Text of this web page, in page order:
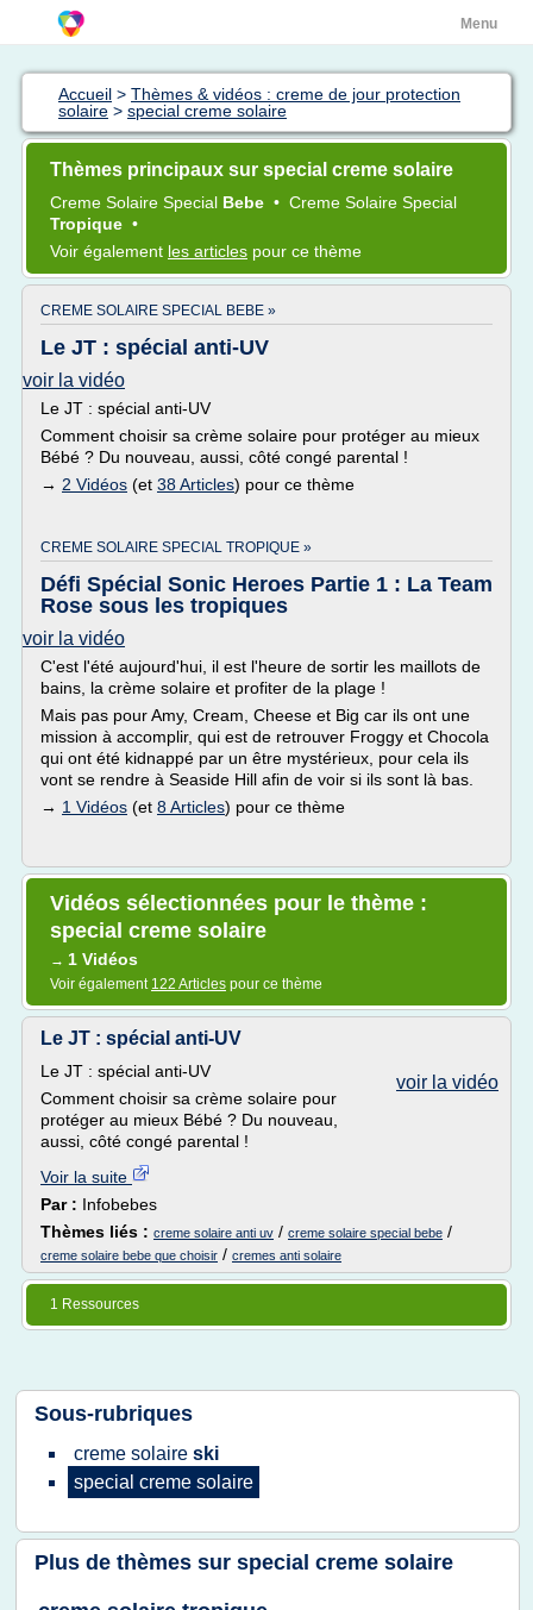
Menu
Accueil > Thèmes & vidéos : creme de jour protection
solaire > special creme solaire
Thèmes principaux sur special creme solaire
Creme Solaire Special Bebe • Creme Solaire Special
Tropique •
Voir également les articles pour ce thème
CREME SOLAIRE SPECIAL BEBE »
Le JT : spécial anti-UV
voir la vidéo
Le JT : spécial anti-UV
Comment choisir sa crème solaire pour protéger au mieux
Bébé ? Du nouveau, aussi, côté congé parental !
→ 2 Vidéos (et 38 Articles) pour ce thème
CREME SOLAIRE SPECIAL TROPIQUE »
Défi Spécial Sonic Heroes Partie 1 : La Team
Rose sous les tropiques
voir la vidéo
C'est l'été aujourd'hui, il est l'heure de sortir les maillots de
bains, la crème solaire et profiter de la plage !
Mais pas pour Amy, Cream, Cheese et Big car ils ont une
mission à accomplir, qui est de retrouver Froggy et Chocola
qui ont été kidnappé par un être mystérieux, pour cela ils
vont se rendre à Seaside Hill afin de voir si ils sont là bas.
→ 1 Vidéos (et 8 Articles) pour ce thème
Vidéos sélectionnées pour le thème :
special creme solaire
→ 1 Vidéos
Voir également 122 Articles pour ce thème
Le JT : spécial anti-UV
voir la vidéo
Le JT : spécial anti-UV
Comment choisir sa crème solaire pour
protéger au mieux Bébé ? Du nouveau,
aussi, côté congé parental !
Voir la suite
Par : Infobebes
Thèmes liés : creme solaire anti uv / creme solaire special bebe /
creme solaire bebe que choisir / cremes anti solaire
1 Ressources
Sous-rubriques
creme solaire ski
special creme solaire
Plus de thèmes sur special creme solaire